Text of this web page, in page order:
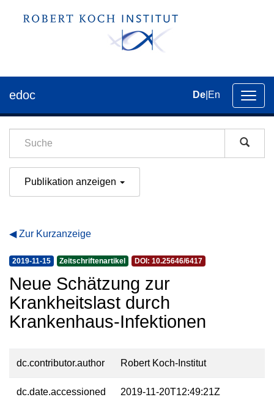
der
edoc De En
Publikation anzeigen
Zur Kurzanzeige
2019-11-15 Zeitschriftenartikel DOI: 10.25646/6417
Neue Schätzung zur
Krankheitslast durch
Krankenhaus-Infektionen
dc.contributor.author Robert Koch-Institut
dc.date.accessioned 2019-11-20T12:49:21Z